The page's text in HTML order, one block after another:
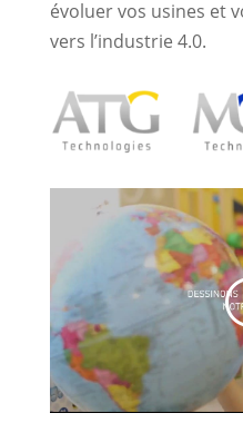
évoluer vos usines et
vers l’industrie 4.0.